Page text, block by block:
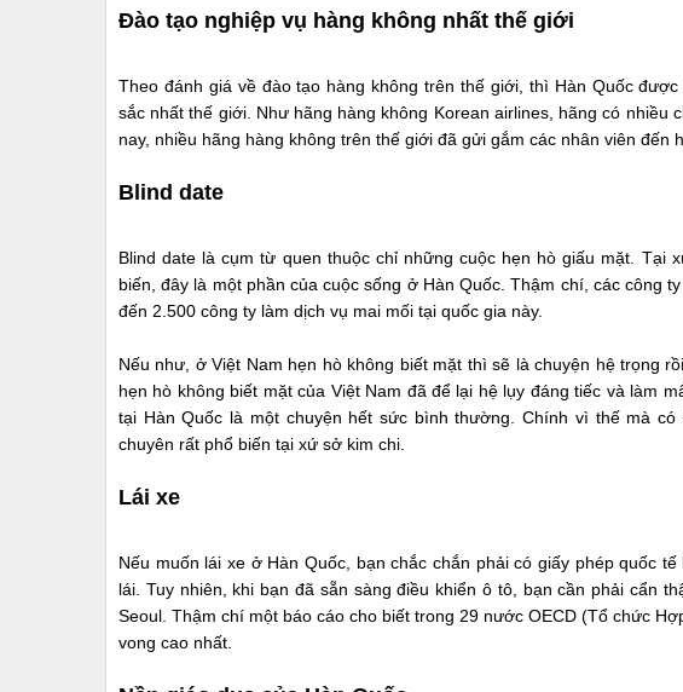
Đào tạo nghiệp vụ hàng không nhất thế giới
Theo đánh giá về đào tạo hàng không trên thế giới, thì Hàn Quốc
sắc nhất thế giới. Như hãng hàng không Korean airlines, hãng có nhiều
nay, nhiều hãng hàng không trên thế giới đã gửi gắm các nhân viên đến
Blind date
Blind date là cụm từ quen thuộc chỉ những cuộc hẹn hò giấu mặt.
biến, đây là một phần của cuộc sống ở Hàn Quốc. Thậm chí, các công
đến 2.500 công ty làm dịch vụ mai mối tại quốc gia này.
Nếu như, ở Việt Nam hẹn hò không biết mặt thì sẽ là chuyện hệ trọng
hẹn hò không biết mặt của Việt Nam đã để lại hệ lụy đáng tiếc và làm
tại Hàn Quốc là một chuyện hết sức bình thường. Chính vì thế mà
chuyên rất phổ biến tại xứ sở kim chi.
Lái xe
Nếu muốn lái xe ở Hàn Quốc, bạn chắc chắn phải có giấy phép quốc
lái. Tuy nhiên, khi bạn đã sẵn sàng điều khiển ô tô, bạn cần phải cẩn
Seoul. Thậm chí một báo cáo cho biết trong 29 nước OECD (Tổ chức
vong cao nhất.